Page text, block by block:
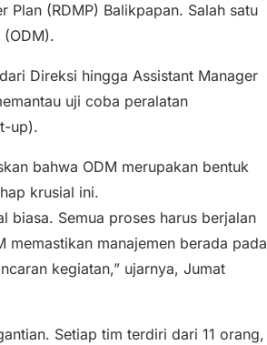
Plan (RDMP) Balikpapan. Salah satu
Direksi hingga Assistant Manager
uji coba peralatan
up).
bahwa ODM merupakan bentuk
krusial ini.
biasa. Semua proses harus berjalan
memastikan manajemen berada pada
kegiatan,” ujarnya, Jumat
Setiap tim terdiri dari 11 orang,